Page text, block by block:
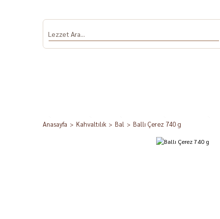
Sumak ve Nar
Anasayfa Kahvaltılık Bal Ballı Çerez 740 g